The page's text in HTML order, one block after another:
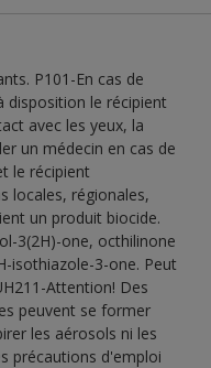
P101-En cas de
disposition le récipient
avec les yeux, la
un médecin en cas de
le récipient
locales, régionales,
un produit biocide.
3(2H)-one, octhilinone
isothiazole-3-one. Peut
Attention! Des
peuvent se former
les aérosols ni les
précautions d'emploi